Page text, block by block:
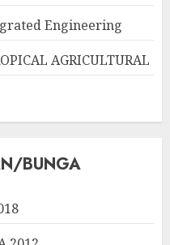
Engineering
AGRICULTURAL
BUNGA